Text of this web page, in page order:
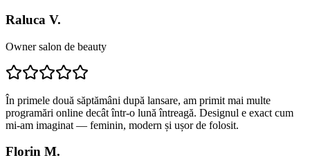
Raluca V.
Owner salon de beauty
În primele două săptămâni după lansare, am primit mai multe
programări online decât într-o lună întreagă. Designul e exact cum
mi-am imaginat — feminin, modern și ușor de folosit.
Florin M.